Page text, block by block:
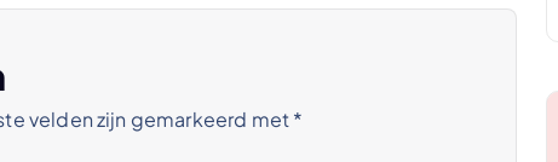
velden zijn gemarkeerd met*